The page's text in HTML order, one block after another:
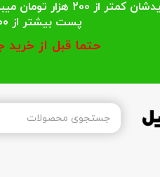
مشتریان محترمی
پست بیشتر از 200 هزار تومان میباشد اگر به صرفه است خرید خود را انجام دهند.
حتما قبل از